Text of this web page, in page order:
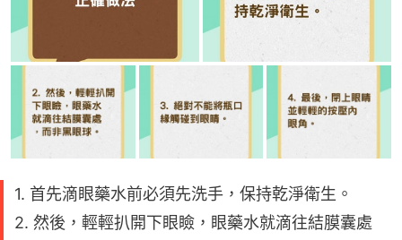
1. 首先滴眼藥水前必須先洗手，保持乾淨衛生。
2. 然後，輕輕扒開下眼瞼，眼藥水就滴往結膜囊處